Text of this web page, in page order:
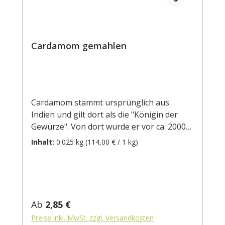
Cardamom gemahlen
Cardamom stammt ursprünglich aus
Indien und gilt dort als die "Königin der
Gewürze". Von dort wurde er vor ca. 2000
Jahren nach Europa gebracht. Noch heute
Traditionell verbinden wir das Aroma von
Cardamom mit der Weihnachtsbäckerei.
Inhalt: 0.025 kg (114,00 € / 1 kg)
Regulärer Preis:
Ab 2,85 €
Preise inkl. MwSt. zzgl. Versandkosten